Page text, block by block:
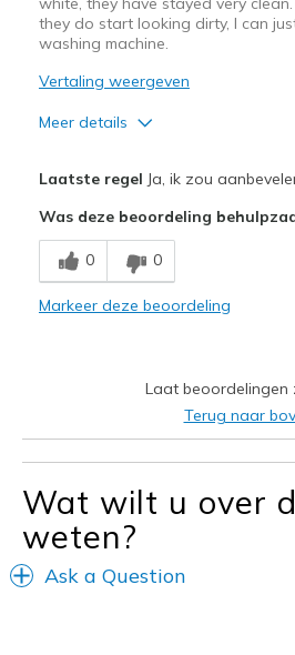
they do start looking dirty, I can
washing machine.
Vertaling weergeven
Meer details
Breathe Well
Comfortable
Beste toepassingen
Casual Wear
Travel
Width
Sizing
Laatste regel Ja, ik zou
Was deze beoordeling
0 0
Markeer deze beoordeling
Laat beoordelingen
Terug naar
Wat wilt u over
weten?
Ask a Question